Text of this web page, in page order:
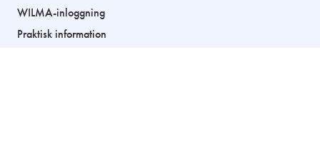
WILMA-inloggning
Praktisk information